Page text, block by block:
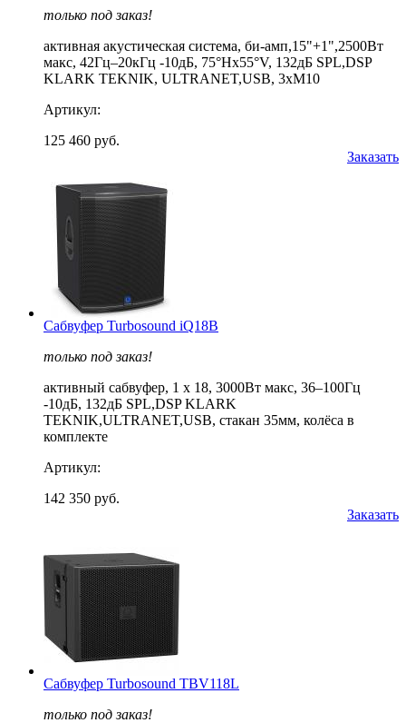
только под заказ!
активная акустическая система, би-амп,15"+1",2500Вт
макс, 42Гц–20кГц -10дБ, 75°Hx55°V, 132дБ SPL,DSP
KLARK TEKNIK, ULTRANET,USB, 3xM10
Артикул:
125 460 руб.
Заказать
Cабвуфер Turbosound iQ18B
только под заказ!
активный сабвуфер, 1 х 18, 3000Вт макс, 36–100Гц
-10дБ, 132дБ SPL,DSP KLARK
TEKNIK,ULTRANET,USB, стакан 35мм, колёса в
комплекте
Артикул:
142 350 руб.
Заказать
Сабвуфер Turbosound TBV118L
только под заказ!